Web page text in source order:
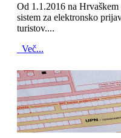
Od 1.1.2016 na
sistem za elektronsko
turistov....
Več...